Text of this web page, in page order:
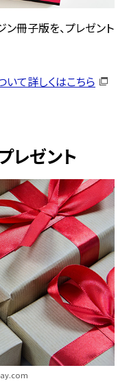
冊子版を、プレゼント
て詳しくはこちら
レゼント